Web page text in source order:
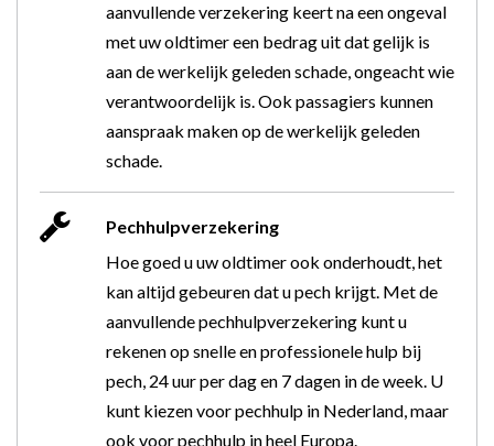
aanvullende verzekering keert na een ongeval
met uw oldtimer een bedrag uit dat gelijk is
aan de werkelijk geleden schade, ongeacht wie
verantwoordelijk is. Ook passagiers kunnen
aanspraak maken op de werkelijk geleden
schade.
Pechhulpverzekering
Hoe goed u uw oldtimer ook onderhoudt, het
kan altijd gebeuren dat u pech krijgt. Met de
aanvullende pechhulpverzekering kunt u
rekenen op snelle en professionele hulp bij
pech, 24 uur per dag en 7 dagen in de week. U
kunt kiezen voor pechhulp in Nederland, maar
ook voor pechhulp in heel Europa.